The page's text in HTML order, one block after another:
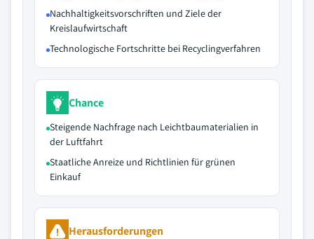
Nachhaltigkeitsvorschriften und Ziele der
Kreislaufwirtschaft
Technologische Fortschritte bei Recyclingverfahren
Chance
Steigende Nachfrage nach Leichtbaumaterialien in
der Luftfahrt
Staatliche Anreize und Richtlinien für grünen
Einkauf
Herausforderungen